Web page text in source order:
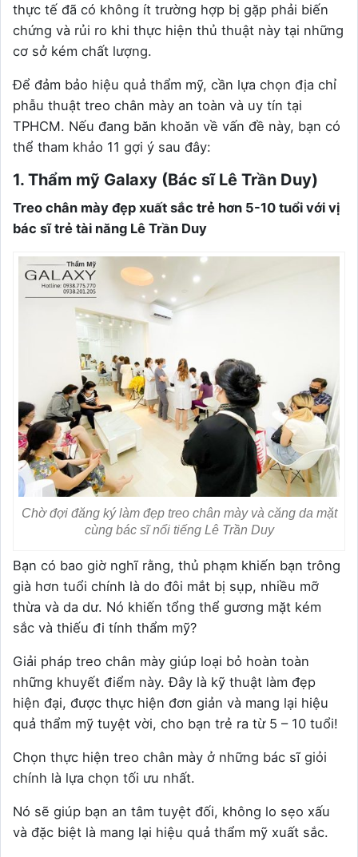
thực tế đã có không ít trường hợp bị gặp phải biến
chứng và rủi ro khi thực hiện thủ thuật này tại những
cơ sở kém chất lượng.
Để đảm bảo hiệu quả thẩm mỹ, cần lựa chọn địa chỉ
phẫu thuật treo chân mày an toàn và uy tín tại
TPHCM. Nếu đang băn khoăn về vấn đề này, bạn có
thể tham khảo 11 gợi ý sau đây:
1. Thẩm mỹ Galaxy (Bác sĩ Lê Trần Duy)
Treo chân mày đẹp xuất sắc trẻ hơn 5-10 tuổi với vị
bác sĩ trẻ tài năng Lê Trần Duy
Chờ đợi đăng ký làm đẹp treo chân mày và căng da mặt
cùng bác sĩ nổi tiếng Lê Trần Duy
Bạn có bao giờ nghĩ rằng, thủ phạm khiến bạn trông
già hơn tuổi chính là do đôi mắt bị sụp, nhiều mỡ
thừa và da dư. Nó khiến tổng thể gương mặt kém
sắc và thiếu đi tính thẩm mỹ?
Giải pháp treo chân mày giúp loại bỏ hoàn toàn
những khuyết điểm này.Đây là kỹ thuật làm đẹp
hiện đại, được thực hiện đơn giản và mang lại hiệu
quả thẩm mỹ tuyệt vời, cho bạn trẻ ra từ 5 – 10 tuổi!
Chọn thực hiện treo chân mày ở những bác sĩ giỏi
chính là lựa chọn tối ưu nhất.
Nó sẽ giúp bạn an tâm tuyệt đối, không lo sẹo xấu
và đặc biệt là mang lại hiệu quả thẩm mỹ xuất sắc.